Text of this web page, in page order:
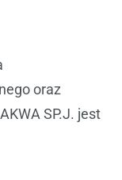
oraz
SP.J. jest